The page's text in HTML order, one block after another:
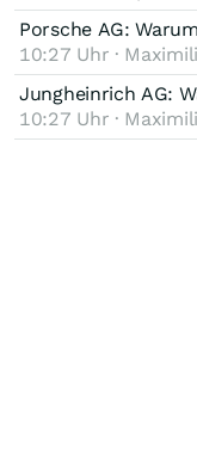
Porsche AG:
10:27 Uhr ·
Jungheinrich AG:
10:27 Uhr ·